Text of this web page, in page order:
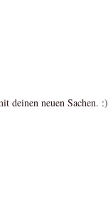
deinen neuen Sachen. :)